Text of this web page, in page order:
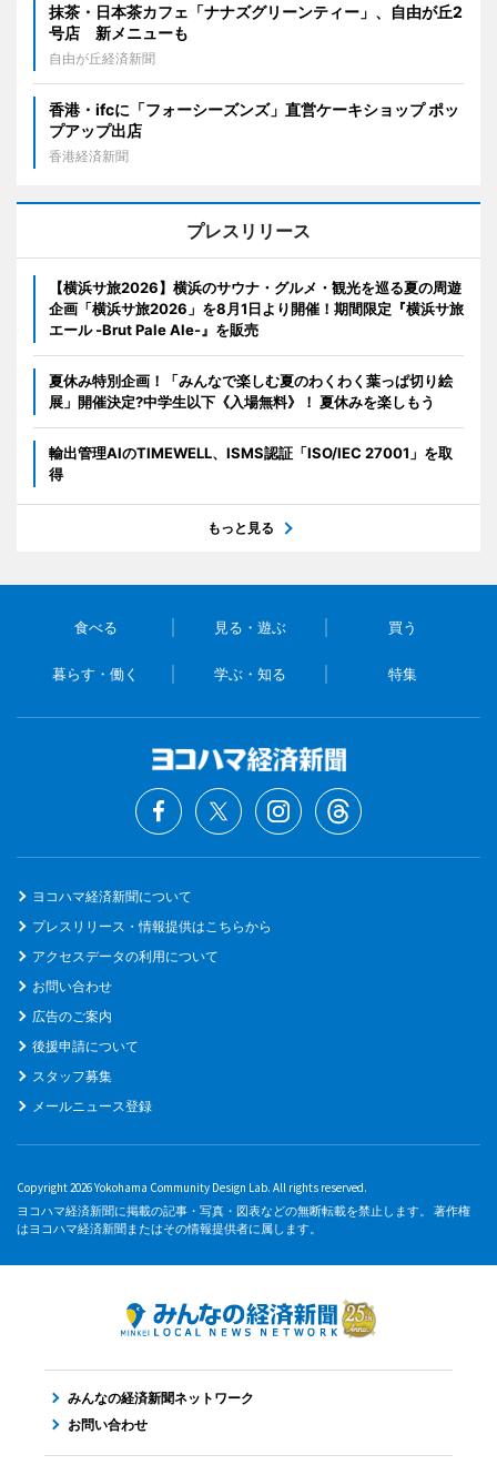
抹茶・日本茶カフェ「ナナズグリーンティー」、自由が丘2
号店 新メニューも
自由が丘経済新聞
香港・ifcに「フォーシーズンズ」直営ケーキショップ ポッ
プアップ出店
香港経済新聞
プレスリリース
【横浜サ旅2026】横浜のサウナ・グルメ・観光を巡る夏の周遊
企画「横浜サ旅2026」を8月1日より開催！期間限定『横浜サ旅
エール -Brut Pale Ale-』を販売
夏休み特別企画！「みんなで楽しむ夏のわくわく葉っぱ切り絵
展」開催決定?中学生以下《入場無料》！ 夏休みを楽しもう
輸出管理AIのTIMEWELL、ISMS認証「ISO/IEC 27001」を取
得
もっと見る
食べる 見る・遊ぶ 買う
暮らす・働く 学ぶ・知る 特集
ヨコハマ経済新聞について
プレスリリース・情報提供はこちらから
アクセスデータの利用について
お問い合わせ
広告のご案内
後援申請について
スタッフ募集
メールニュース登録
Copyright 2026 Yokohama Community Design Lab. All rights reserved.
ヨコハマ経済新聞に掲載の記事・写真・図表などの無断転載を禁止します。 著作権
はヨコハマ経済新聞またはその情報提供者に属します。
みんなの経済新聞ネットワーク
お問い合わせ